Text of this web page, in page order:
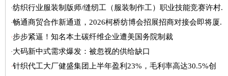
·纺织行业服装制版师/缝纫工（服装制作工）职业技能竞赛许村.
·畅通商贸合作新通道，2026柯桥纺博会招展招商对接会即将厦.
·步步紧逼！知名本土碳纤维企业遭美国务院制裁
·大码新中式需求爆发：被忽视的供给缺口
·针织代工大厂健盛集团上半年盈利23%，毛利率高达30.5%创